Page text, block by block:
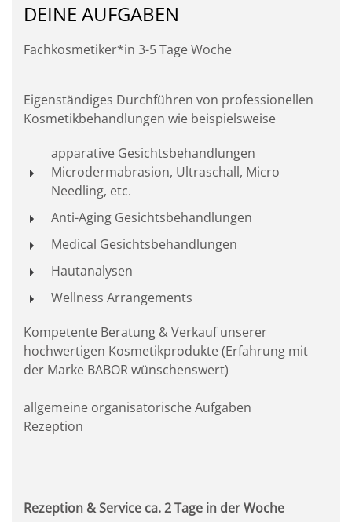
DEINE AUFGABEN
Fachkosmetiker*in 3-5 Tage Woche
Eigenständiges Durchführen von professionellen
Kosmetikbehandlungen wie beispielsweise
apparative Gesichtsbehandlungen
Microdermabrasion, Ultraschall, Micro
Needling, etc.
Anti-Aging Gesichtsbehandlungen
Medical Gesichtsbehandlungen
Hautanalysen
Wellness Arrangements
Kompetente Beratung & Verkauf unserer
hochwertigen Kosmetikprodukte (Erfahrung mit
der Marke BABOR wünschenswert)
allgemeine organisatorische Aufgaben
Rezeption
Rezeption & Service ca. 2 Tage in der Woche